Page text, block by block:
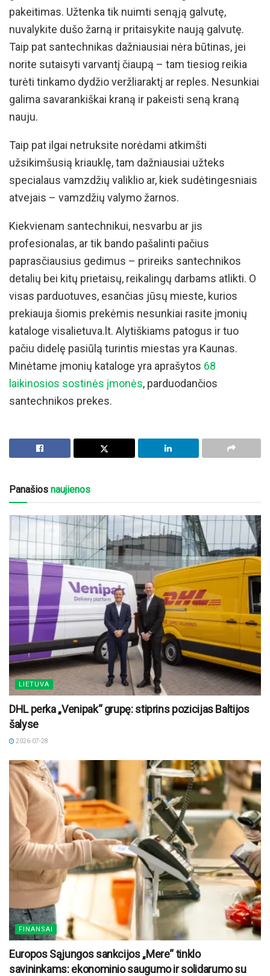
pakeitimas. Užtenka tik nuimti senąją galvutę,
nuvalykite dušo žarną ir pritaisykite naują galvutę.
Taip pat santechnikas dažniausiai nėra būtinas, jei
norite sutaisyti varvantį čiaupą – tam tiesiog reikia
turėti tinkamo dydžio veržliaraktį ar reples. Nesunkiai
galima savarankiškai kraną ir pakeisti seną kraną
nauju.
Taip pat ilgai netruksite norėdami atkimšti
užsikimšusią kriauklę, tam dažniausiai užteks
specialaus vamzdžių valiklio ar, kiek sudėtingesniais
atvejais – vamzdžių valymo žarnos.
Kiekvienam santechnikui, nesvarbu ar jis
profesionalas, ar tik bando pašalinti pačius
paprasčiausius gedimus – prireiks santechnikos
detalių bei kitų prietaisų, reikalingų darbams atlikti. O
visas parduotuves, esančias jūsų mieste, kurios
prekiauja šiomis prekėmis nesunkiai rasite įmonių
kataloge visalietuva.lt. Alytiškiams patogus ir tuo
pačiu didelę pasiūlą turintis miestas yra Kaunas.
Minėtame įmonių kataloge yra aprašytos 68
laikinosios sostinės įmonės, parduodančios
santechnikos prekes.
Panašios naujienos
LIETUVA
DHL perka „Venipak“ grupę: stiprins pozicijas Baltijos
šalyse
2026-07-28
FINANSAI
Europos Sąjungos sankcijos „Mere“ tinklo
savininkams: ekonominio saugumo ir solidarumo su